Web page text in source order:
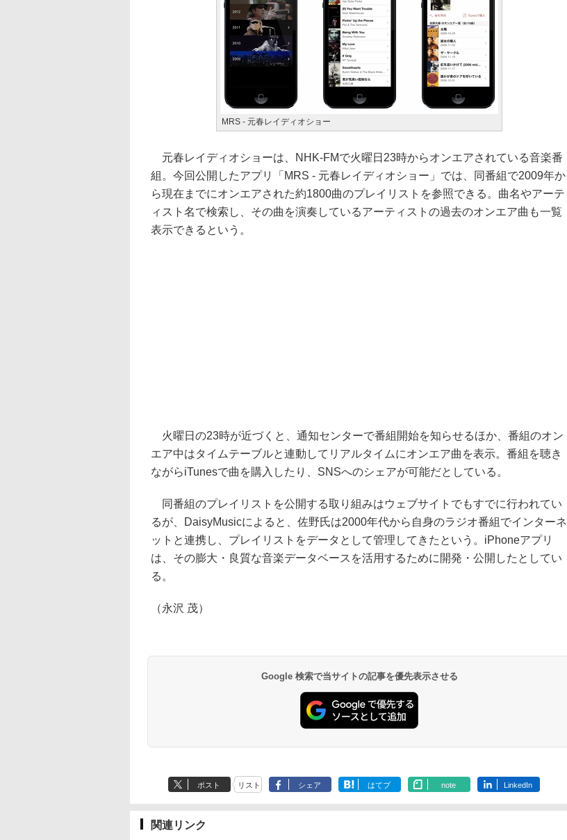
MRS - 元春レイディオショー
元春レイディオショーは、NHK-FMで火曜日23時からオンエアされている音楽番
組。今回公開したアプリ「MRS - 元春レイディオショー」では、同番組で2009年か
ら現在までにオンエアされた約1800曲のプレイリストを参照できる。曲名やアーテ
ィスト名で検索し、その曲を演奏しているアーティストの過去のオンエア曲も一覧
表示できるという。
火曜日の23時が近づくと、通知センターで番組開始を知らせるほか、番組のオン
エア中はタイムテーブルと連動してリアルタイムにオンエア曲を表示。番組を聴き
ながらiTunesで曲を購入したり、SNSへのシェアが可能だとしている。
同番組のプレイリストを公開する取り組みはウェブサイトでもすでに行われてい
るが、DaisyMusicによると、佐野氏は2000年代から自身のラジオ番組でインターネ
ットと連携し、プレイリストをデータとして管理してきたという。iPhoneアプリ
は、その膨大・良質な音楽データベースを活用するために開発・公開したとしてい
る。
（永沢 茂）
Google 検索で当サイトの記事を優先表示させる
ポスト リスト シェア はてブ note LinkedIn
関連リンク